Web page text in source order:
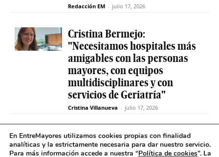
Redacción EM - julio 17, 2026
Cristina Bermejo:
"Necesitamos hospitales más
amigables con las personas
mayores, con equipos
multidisciplinares y con
servicios de Geriatría"
Cristina Villanueva - julio 17, 2026
Convive abre el plazo de
inscripción para estudiantes
En EntreMayores utilizamos cookies propias con finalidad
analíticas y la estrictamente necesaria para dar nuestro servicio.
Para más información accede a nuestra “Política de cookies”. La